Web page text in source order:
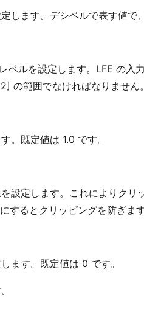
します。デシベルで表す値で
ベルを設定します。LFE の入
の範囲でなければなりません。
。既定値は 1.0 です。
設定します。これによりク
するとクリッピングを防ぎます
ます。既定値は 0 です。